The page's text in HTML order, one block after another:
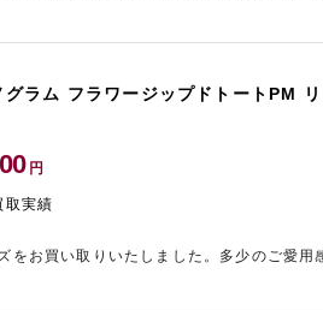
品や保証書などの有無が査定金額に影響
グラム フラワージップドトートPM
円
実績
をお買い取りいたしました。多少のご愛用
いただきました。ギャラリーレアでは、